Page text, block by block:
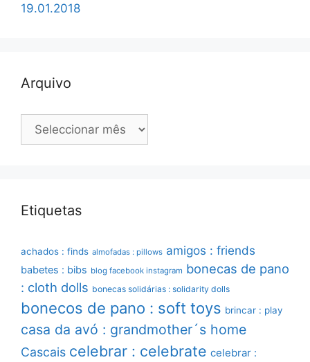
19.01.2018
Arquivo
Arquivo
Etiquetas
achados : finds almofadas : pillows amigos : friends
babetes : bibs blog facebook instagram bonecas de pano
: cloth dolls bonecas solidárias : solidarity dolls
bonecos de pano : soft toys brincar : play
casa da avó : grandmother´s home
Cascais celebrar : celebrate celebrar :